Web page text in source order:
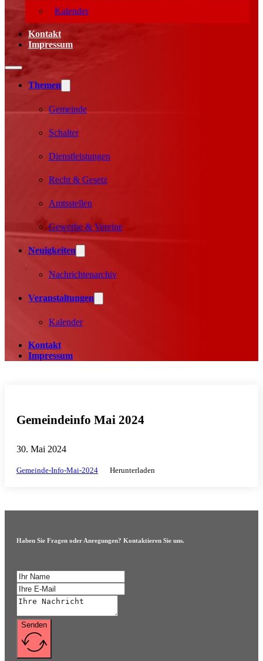
Kalender
Kontakt
Impressum
Themen
Gemeinde
Schalter
Dienstleistungen
Recht & Gesetz
Amtsstellen
Gewerbe & Vereine
Neuigkeiten
Nachrichtenarchiv
Veranstaltungen
Kalender
Kontakt
Impressum
Gemeindeinfo Mai 2024
30. Mai 2024
Gemeinde-Info-Mai-2024 Herunterladen
Haben Sie Fragen oder Anregungen? Kontaktieren Sie uns.
Senden